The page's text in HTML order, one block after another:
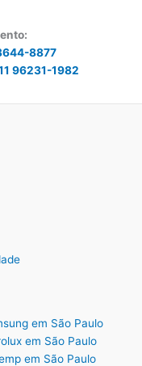
8877
96231-1982
em São Paulo
em São Paulo
em São Paulo